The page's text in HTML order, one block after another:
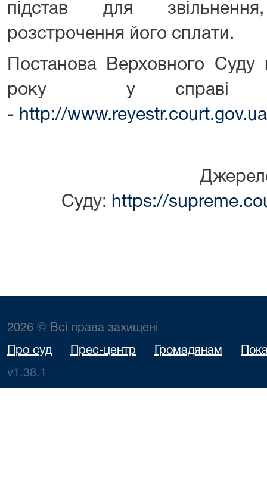
підстав для
розстрочення його сплати.
Постанова Верховного
року у справі
- http://
Суду: https://
2026 © Всі права захищені
Про суд Прес-центр Громадянам
v1.38.1